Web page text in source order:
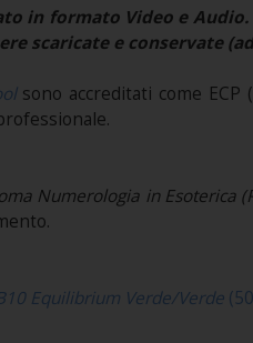
in formato Video e
scaricate e conservate
sono accreditati come ECP
Numerologia in Esoterica
Equilibrium Verde/Verde